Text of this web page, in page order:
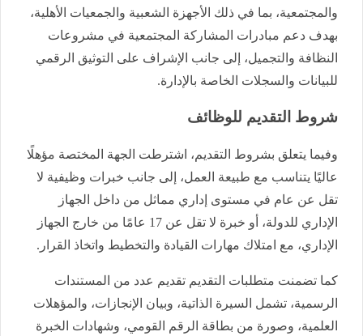
والمجتمعية، بما في ذلك الأجهزة الشعبية والجمعيات الأهلية،
بهدف دعم مبادرات المشاركة المجتمعية في مشروعات
النظافة والتجميل، إلى جانب الإشراف على التوثيق الرقمي
للبيانات والسجلات الخاصة بالإدارة.
شروط التقديم للوظائف
وفيما يتعلق بشروط التقديم، اشترطت الجهة المختصة مؤهلًا
عاليًا يتناسب مع طبيعة العمل، إلى جانب خبرات وظيفية لا
تقل عن عام في مستوى إداري مماثل من داخل الجهاز
الإداري للدولة، أو خبرة لا تقل عن 17 عامًا من خارج الجهاز
الإداري، مع امتلاك مهارات القيادة والتخطيط واتخاذ القرار.
كما تضمنت متطلبات التقديم تقديم عدد من المستندات
الرسمية، تشمل السيرة الذاتية، وبيان الإنجازات، والمؤهلات
العلمية، وصورة من بطاقة الرقم القومي، وشهادات الخبرة